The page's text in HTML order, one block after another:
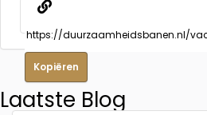
Kopiëren
Laatste Blog